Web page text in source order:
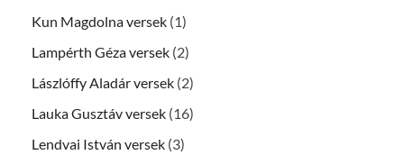
Kun Magdolna versek (1)
Lampérth Géza versek (2)
Lászlóffy Aladár versek (2)
Lauka Gusztáv versek (16)
Lendvai István versek (3)